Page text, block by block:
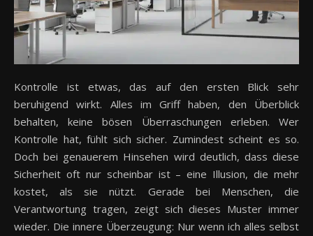
Kontrolle ist etwas, das auf den ersten Blick sehr
beruhigend wirkt. Alles im Griff haben, den Überblick
behalten, keine bösen Überraschungen erleben. Wer
Kontrolle hat, fühlt sich sicher. Zumindest scheint es so.
Doch bei genauerem Hinsehen wird deutlich, dass diese
Sicherheit oft nur scheinbar ist – eine Illusion, die mehr
kostet, als sie nützt. Gerade bei Menschen, die
Verantwortung tragen, zeigt sich dieses Muster immer
wieder. Die innere Überzeugung: Nur wenn ich alles selbst